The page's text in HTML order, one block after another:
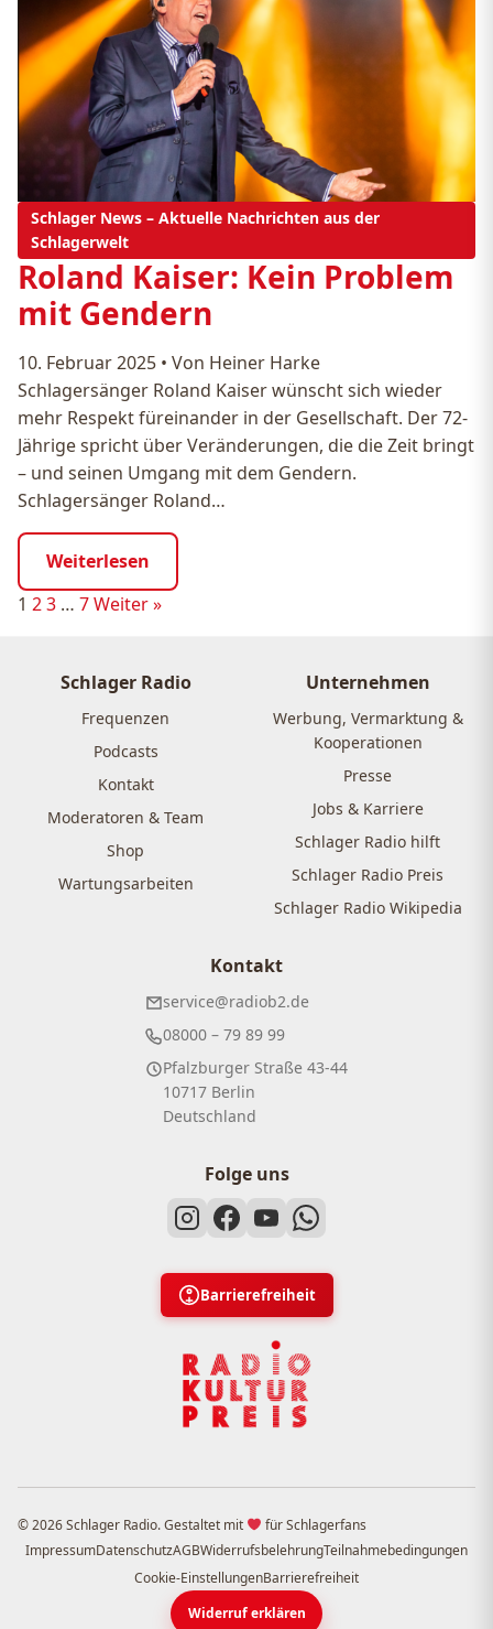
Schlager News – Aktuelle Nachrichten aus der
Schlagerwelt
Roland Kaiser: Kein Problem
mit Gendern
10. Februar 2025 • Von Heiner Harke
Schlagersänger Roland Kaiser wünscht sich wieder
mehr Respekt füreinander in der Gesellschaft. Der 72-
Jährige spricht über Veränderungen, die die Zeit bringt
– und seinen Umgang mit dem Gendern.
Schlagersänger Roland…
Weiterlesen
Seitennummerierung
Beiträge
1 23 … 7Weiter »
Schlager Radio
Frequenzen
Podcasts
Kontakt
Moderatoren & Team
Shop
Wartungsarbeiten
Unternehmen
Werbung, Vermarktung &
Kooperationen
Presse
Jobs & Karriere
Schlager Radio hilft
Schlager Radio Preis
Schlager Radio Wikipedia
Kontakt
service@radiob2.de
08000 – 79 89 99
Pfalzburger Straße 43-44
10717 Berlin
Deutschland
Folge uns
Barrierefreiheit
© 2026 Schlager Radio. Gestaltet mit
für Schlagerfans
ImpressumDatenschutzAGBWiderrufsbelehrungTeilnahmebedingungen
Cookie-EinstellungenBarrierefreiheit
Widerruf erklären